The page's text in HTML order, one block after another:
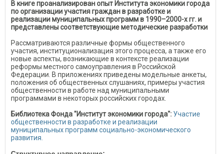
В книге проанализирован опыт Института экономики города
по организации участия граждан в разработке и
реализации муниципальных программ в 1990–2000-х гг. и
представлены соответствующие методические разработки
Рассматриваются различные формы общественного
участия, институционализация этого процесса, а также его
новые аспекты, возникающие в контексте реализации
реформы местного самоуправления в Российской
Федерации. В приложениях приведены модельные анкеты,
положения об общественных слушаниях, примеры участия
общественности в работе над муниципальными
программами в некоторых российских городах.
Библиотека Фонда "Институт экономики города": Участие
общественности в разработке и реализации
муниципальных программ социально-экономического
развития.